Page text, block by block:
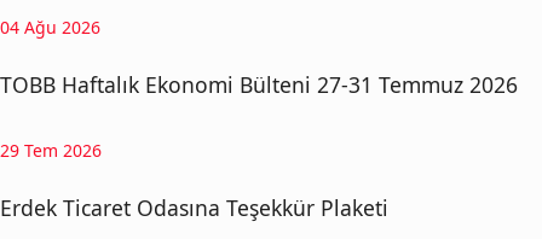
04 Ağu 2026
TOBB Haftalık Ekonomi Bülteni 27-31 Temmuz 2026
29 Tem 2026
Erdek Ticaret Odasına Teşekkür Plaketi